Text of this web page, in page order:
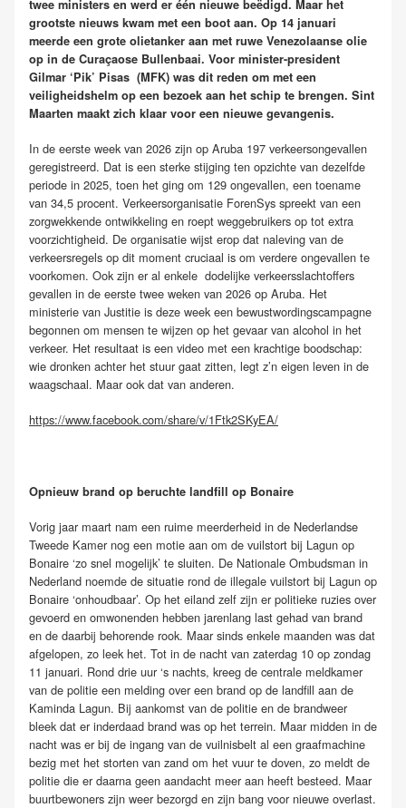
twee ministers en werd er één nieuwe beëdigd. Maar het
grootste nieuws kwam met een boot aan. Op 14 januari
meerde een grote olietanker aan met ruwe Venezolaanse olie
op in de Curaçaose Bullenbaai. Voor minister-president
Gilmar ‘Pik’ Pisas (MFK) was dit reden om met een
veiligheidshelm op een bezoek aan het schip te brengen. Sint
Maarten maakt zich klaar voor een nieuwe gevangenis.
In de eerste week van 2026 zijn op Aruba 197 verkeersongevallen
geregistreerd. Dat is een sterke stijging ten opzichte van dezelfde
periode in 2025, toen het ging om 129 ongevallen, een toename
van 34,5 procent. Verkeersorganisatie ForenSys spreekt van een
zorgwekkende ontwikkeling en roept weggebruikers op tot extra
voorzichtigheid. De organisatie wijst erop dat naleving van de
verkeersregels op dit moment cruciaal is om verdere ongevallen te
voorkomen. Ook zijn er al enkele dodelijke verkeersslachtoffers
gevallen in de eerste twee weken van 2026 op Aruba. Het
ministerie van Justitie is deze week een bewustwordingscampagne
begonnen om mensen te wijzen op het gevaar van alcohol in het
verkeer. Het resultaat is een video met een krachtige boodschap:
wie dronken achter het stuur gaat zitten, legt z’n eigen leven in de
waagschaal. Maar ook dat van anderen.
https://www.facebook.com/share/v/1Ftk2SKyEA/
Opnieuw brand op beruchte landfill op Bonaire
Vorig jaar maart nam een ruime meerderheid in de Nederlandse
Tweede Kamer nog een motie aan om de vuilstort bij Lagun op
Bonaire ‘zo snel mogelijk’ te sluiten. De Nationale Ombudsman in
Nederland noemde de situatie rond de illegale vuilstort bij Lagun op
Bonaire ‘onhoudbaar’. Op het eiland zelf zijn er politieke ruzies over
gevoerd en omwonenden hebben jarenlang last gehad van brand
en de daarbij behorende rook. Maar sinds enkele maanden was dat
afgelopen, zo leek het. Tot in de nacht van zaterdag 10 op zondag
11 januari. Rond drie uur ‘s nachts, kreeg de centrale meldkamer
van de politie een melding over een brand op de landfill aan de
Kaminda Lagun. Bij aankomst van de politie en de brandweer
bleek dat er inderdaad brand was op het terrein. Maar midden in de
nacht was er bij de ingang van de vuilnisbelt al een graafmachine
bezig met het storten van zand om het vuur te doven, zo meldt de
politie die er daarna geen aandacht meer aan heeft besteed. Maar
buurtbewoners zijn weer bezorgd en zijn bang voor nieuwe overlast.